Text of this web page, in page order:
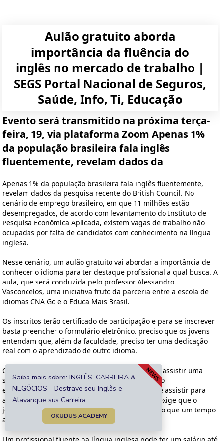
NEWS
Saiba mais sobre: INGLÊS, CARREIRA &
NEGÓCIOS - Destrave seu Inglês e
Alavanque sus Carreira
OKUDUS ACADEMY